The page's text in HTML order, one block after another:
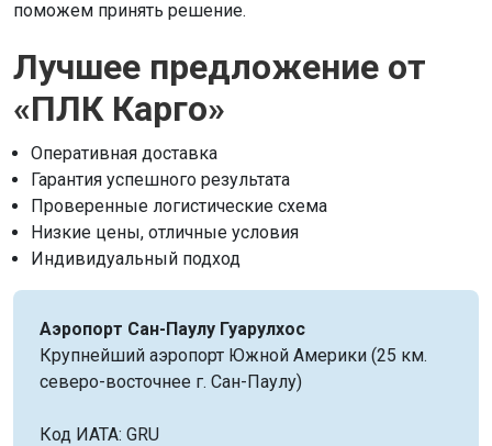
поможем принять решение.
Лучшее предложение от
«ПЛК Карго»
Оперативная доставка
Гарантия успешного результата
Проверенные логистические схема
Низкие цены, отличные условия
Индивидуальный подход
Аэропорт Сан-Паулу Гуарулхос
Крупнейший аэропорт Южной Америки (25 км.
северо-восточнее г. Сан-Паулу)
Код ИАТА: GRU